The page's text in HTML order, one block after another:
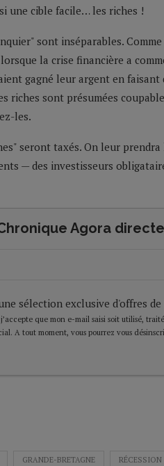
une cible facile… les riches !
sont inséparables.
la crise financière a
gagné leur argent en
riches sont présumées
les.
seront taxés. On leur
— des investisseurs
Agora
sélection exclusive d'offres
que mon e-mail saisi soit utilisé,
A tout moment, vous pourrez vous
GRANDE-BRETAGNE RÉCESSION